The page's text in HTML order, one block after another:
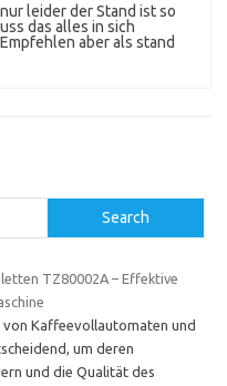
leider der Stand ist so
das alles in sich
aber als stand
Search
TZ80002A – Effektive
Kaffeevollautomaten und
um deren
und die Qualität des